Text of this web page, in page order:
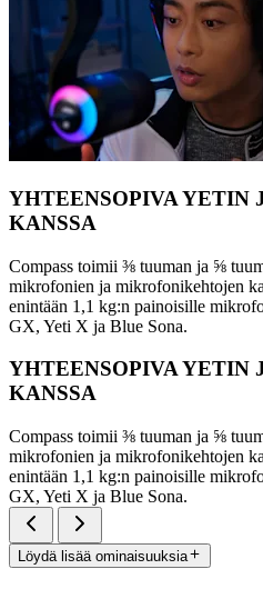
YHTEENSOPIVA YETIN
KANSSA
Compass toimii ⅜ tuuman ja ⅝
mikrofonien ja mikrofonikehtojen
enintään 1,1 kg:n painoisille
GX, Yeti X ja Blue Sona.
YHTEENSOPIVA YETIN
KANSSA
Compass toimii ⅜ tuuman ja ⅝
mikrofonien ja mikrofonikehtojen
enintään 1,1 kg:n painoisille
GX, Yeti X ja Blue Sona.
Löydä lisää ominaisuuksia